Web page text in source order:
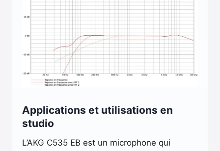
Applications et utilisations en
studio
L’AKG C535 EB est un microphone qui